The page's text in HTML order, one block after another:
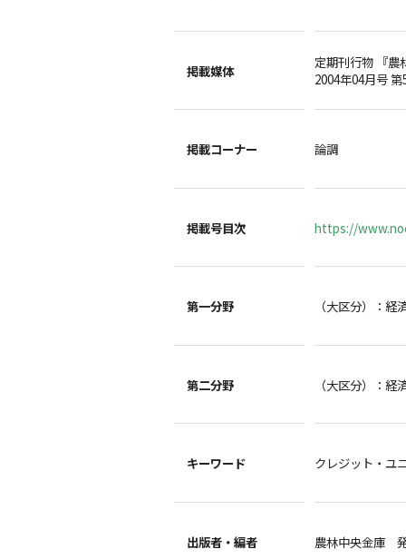
掲載媒体
定期刊行物 『農
2004年04月号
掲載コーナー 論調
掲載号目次 https://
第一分野 （大区分）：
第二分野 （大区分）：
キーワード クレジット・ユ
出版者・編者 農林中央金庫